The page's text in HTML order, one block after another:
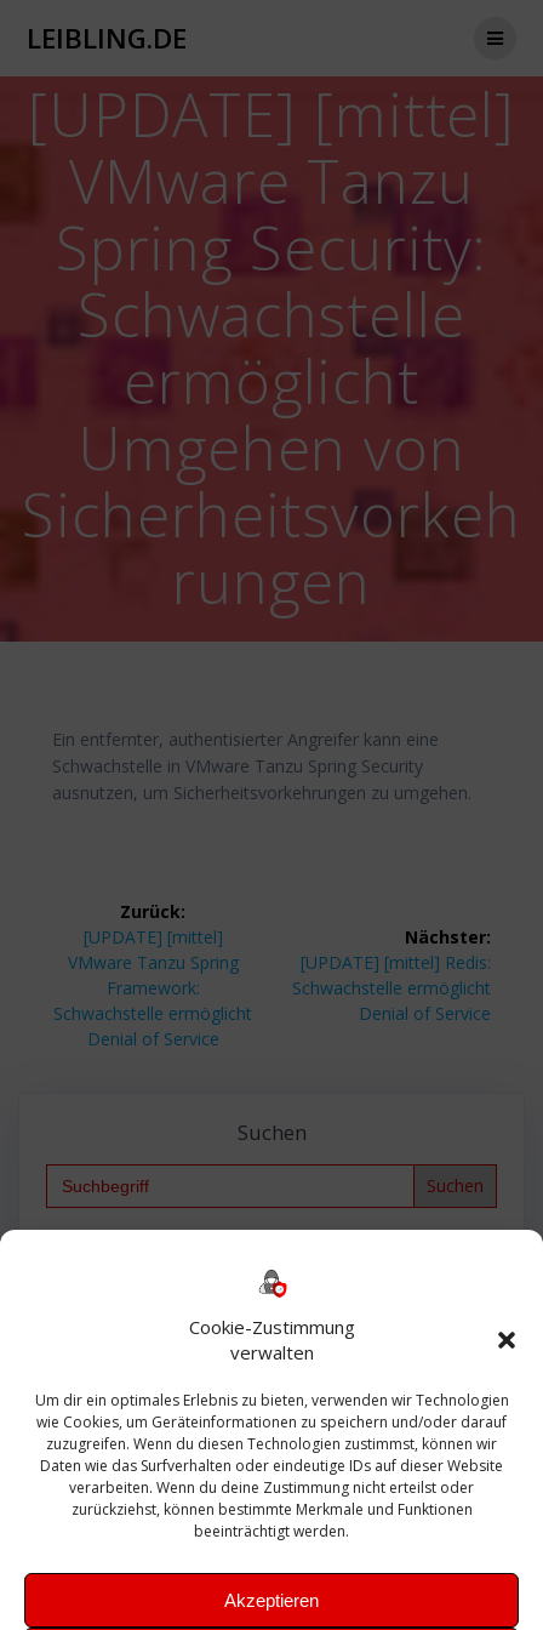
Cookie-Zustimmung
verwalten
Um dir ein optimales Erlebnis zu bieten, verwenden wir Technologien
wie Cookies, um Geräteinformationen zu speichern und/oder darauf
zuzugreifen. Wenn du diesen Technologien zustimmst, können wir
Daten wie das Surfverhalten oder eindeutige IDs auf dieser Website
verarbeiten. Wenn du deine Zustimmung nicht erteilst oder
zurückziehst, können bestimmte Merkmale und Funktionen
beeinträchtigt werden.
Akzeptieren
LEIBLING.DE
[UPDATE] [mittel]
VMware Tanzu
Spring Security:
Schwachstelle
ermöglicht
Umgehen von
Sicherheitsvorkeh
rungen
Ein entfernter, authentisierter Angreifer kann eine
Schwachstelle in VMware Tanzu Spring Security
ausnutzen, um Sicherheitsvorkehrungen zu umgehen.
Beitragsnavigation
Zurück:
Vorheriger
Beitrag:
[UPDATE] [mittel]
VMware Tanzu Spring
Framework:
Schwachstelle ermöglicht
Denial of Service
Nächster:
Nächster
Beitrag:
[UPDATE] [mittel] Redis:
Schwachstelle ermöglicht
Denial of Service
Suchen
Search
Bautagebuch
Exchange firewall Fritzbox
Microsoft
Sanierung SBS Security Server Sicherheit
Sicherung SIEM Sophos SSL Ubuntu
Update Upgrade UTM VCenter VCSA Veeam
VMWare VPN WAZUH Windows
Zertifikat